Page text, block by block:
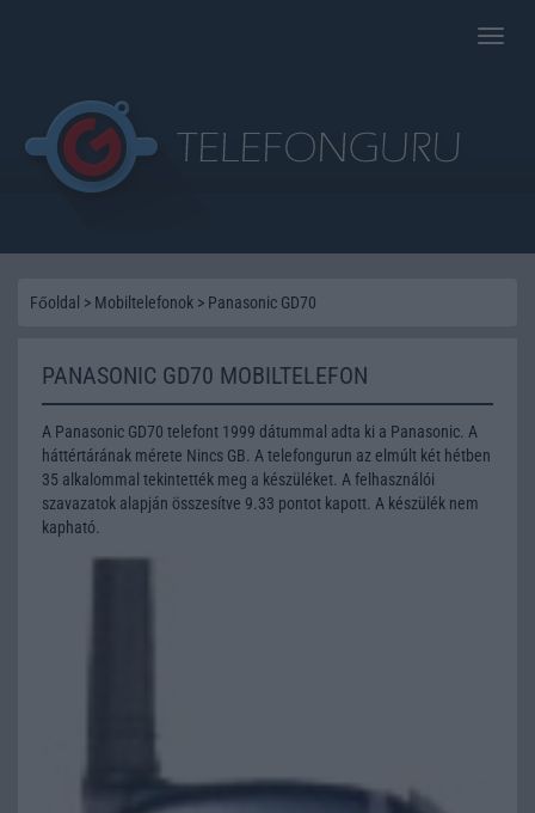
Toggle
Főoldal > Mobiltelefonok > Panasonic GD70
PANASONIC GD70 MOBILTELEFON
A Panasonic GD70 telefont 1999 dátummal adta ki a Panasonic. A
háttértárának mérete Nincs GB. A telefongurun az elmúlt két hétben
35 alkalommal tekintették meg a készüléket. A felhasználói
szavazatok alapján összesítve 9.33 pontot kapott. A készülék nem
kapható.